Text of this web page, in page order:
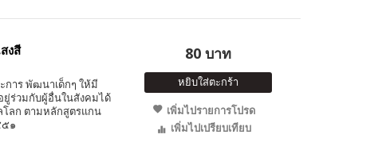
งสี
าร พัฒนาเด็กๆ ให้มี
ร่วมกับผู้อื่นในสังคมได้
โลก ตามหลักสูตรแกน
๕๑
80 บาท
หยิบใส่ตะกร้า
เพิ่มไปรายการโปรด
เพิ่มไปเปรียบเทียบ